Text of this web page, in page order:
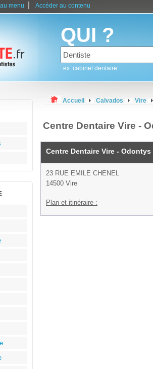
menu Accéder au contenu
QUI ?
ex: cabinet dentaire
Accueil Calvados Vire
Centre Dentaire Vire -
Centre Dentaire Vire - Odontys
23 RUE EMILE CHENEL
14500 Vire
Plan et itinéraire :